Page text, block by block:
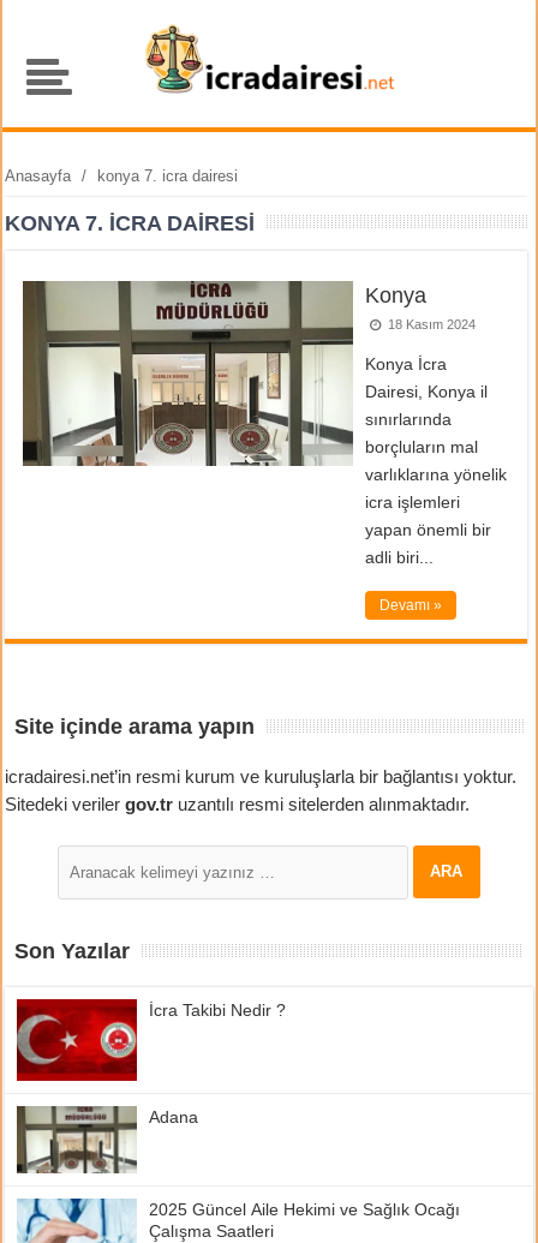
Anasayfa / konya 7. icra dairesi
KONYA 7. ICRA DAIRESI
Konya
18 Kasım 2024
Konya İcra
Dairesi, Konya il
sınırlarında
borçluların mal
varlıklarına yönelik
icra işlemleri
yapan önemli bir
adli biri...
Devamı »
Site içinde arama yapın
icradairesi.net’in resmi kurum ve kuruluşlarla bir bağlantısı yoktur.
Sitedeki verilergov.tr uzantılı resmi sitelerden alınmaktadır.
Son Yazılar
İcra Takibi Nedir ?
Adana
2025 Güncel Aile Hekimi ve Sağlık Ocağı
Çalışma Saatleri